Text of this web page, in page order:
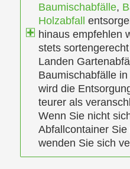
Baumischabfälle,
Holzabfall
hinaus empfehlen
stets
Landen
Baumischabfälle
wird die
teurer als
Wenn Sie nicht
Abfallcontainer
wenden Sie sich